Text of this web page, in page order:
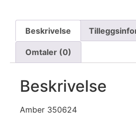
Beskrivelse
Omtaler (0)
Beskrivelse
Amber 350624